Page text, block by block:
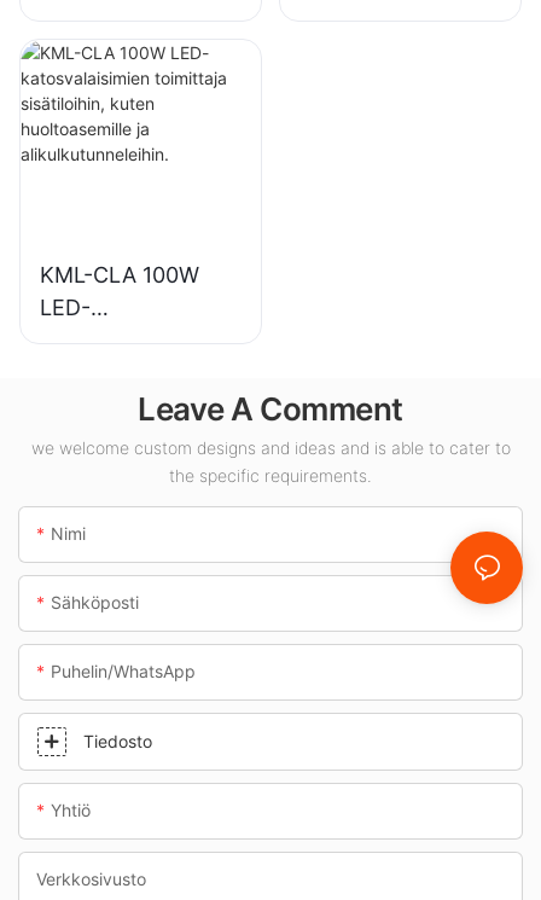
korkeasäteilijöiden
valaisintoimittaja
teollisuuslaitoksiin,
varastoihin ja
muihin
syväsäteilijävalaisin
KML-CLA 100W
LED-
katosvalaisimien
sisätiloihin, kuten
huoltoasemille ja
alikulkutunneleihin.
Leave A Comment
we welcome custom designs and ideas and is able to cater to
the specific requirements.
Nimi
Sähköposti
Puhelin/WhatsApp
Tiedosto
Yhtiö
Verkkosivusto